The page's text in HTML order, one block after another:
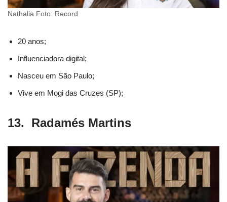
Nathalia Foto: Record
20 anos;
Influenciadora digital;
Nasceu em São Paulo;
Vive em Mogi das Cruzes (SP);
13. Radamés Martins